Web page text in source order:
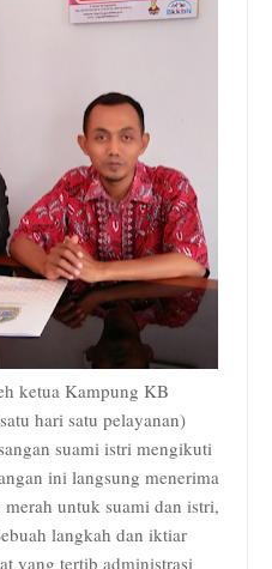
ketua Kampung KB
hari satu pelayanan)
suami istri mengikuti
ini langsung menerima
untuk suami dan istri,
langkah dan iktiar
yang tertib administrasi